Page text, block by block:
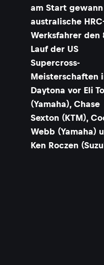
am Start
australische
Werksfahrer den
Lauf der US
Supercross-
Meisterschaften
Daytona vor Eli
(Yamaha), Chase
Sexton (KTM),
Webb (Yamaha)
Ken Roczen